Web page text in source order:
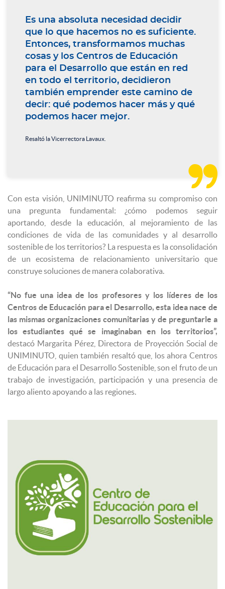
Es una absoluta necesidad decidir
que lo que hacemos no es suficiente.
Entonces, transformamos muchas
cosas y los Centros de Educación
para el Desarrollo que están en red
en todo el territorio, decidieron
también emprender este camino de
decir: qué podemos hacer más y qué
podemos hacer mejor.
Resaltó la Vicerrectora Lavaux.

Con esta visión, UNIMINUTO reafirma su compromiso con
una pregunta fundamental: ¿cómo podemos seguir
aportando, desde la educación, al mejoramiento de las
condiciones de vida de las comunidades y al desarrollo
sostenible de los territorios? La respuesta es la consolidación
de un ecosistema de relacionamiento universitario que
construye soluciones de manera colaborativa.
“No fue una idea de los profesores y los líderes de los
Centros de Educación para el Desarrollo, esta idea nace de
las mismas organizaciones comunitarias y de preguntarle a
los estudiantes qué se imaginaban en los territorios”,
destacó Margarita Pérez, Directora de Proyección Social de
UNIMINUTO, quien también resaltó que, los ahora Centros
de Educación para el Desarrollo Sostenible, son el fruto de un
trabajo de investigación, participación y una presencia de
largo aliento apoyando a las regiones.